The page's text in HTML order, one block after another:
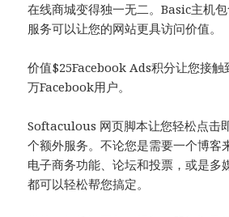
在线商城变得独一无二。Basic主机
服务可以让您的网站更具访问价值。
价值$25Facebook Ads积分让您接触
万Facebook用户。
Softaculous 网页脚本让您轻松点击
个额外服务。不论您是需要一个博客
电子商务功能、论坛和投票，或是多
都可以轻松帮您搞定。